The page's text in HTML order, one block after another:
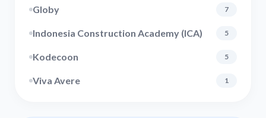
Globy 7
Indonesia Construction Academy (ICA) 5
Kodecoon 5
Viva Avere 1